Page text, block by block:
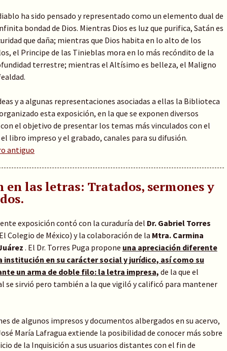
ha sido pensado y representado como un elemento dual de
bondad de Dios. Mientras Dios es luz que purifica, Satán es
que daña; mientras que Dios habita en lo alto de los
el Principe de las Tinieblas mora en lo más recóndito de la
terrestre; mientras el Altísimo es belleza, el Maligno
y a algunas representaciones asociadas a ellas la Biblioteca
esta exposición, en la que se exponen diversos
con el objetivo de presentar los temas más vinculados con el
libro impreso y el grabado, canales para su difusión.
antiguo
las letras: Tratados, sermones y
exposición contó con la curaduría del Dr. Gabriel Torres
Colegio de México) y la colaboración de la Mtra. Carmina
. El Dr. Torres Puga propone una apreciación diferente
institución en su carácter social y jurídico, así como su
un arma de doble filo: la letra impresa, de la que el
se sirvió pero también a la que vigiló y calificó para mantener
de algunos impresos y documentos albergados en su acervo,
María Lafragua extiende la posibilidad de conocer más sobre
de la Inquisición a sus usuarios distantes con el fin de